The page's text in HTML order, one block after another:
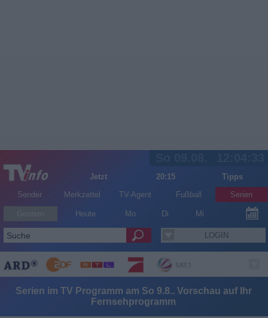
Jetzt 20:15
Tipps
Sender
Merkzettel TV-Agent Fußball Serien
Heute Mo Di Mi
LOGIN
Serien im TV Programm am So 9.8.. Vorschau auf Ihr
Fernsehprogramm